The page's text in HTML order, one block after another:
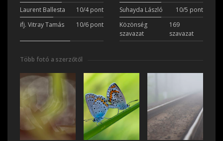
Laurent Ballesta
10/4 pont Suhayda László
10/5 pont
ifj. Vitray Tamás
10/6 pont
Közönség
szavazat
169
szavazat
Több fotó a szerzőtől